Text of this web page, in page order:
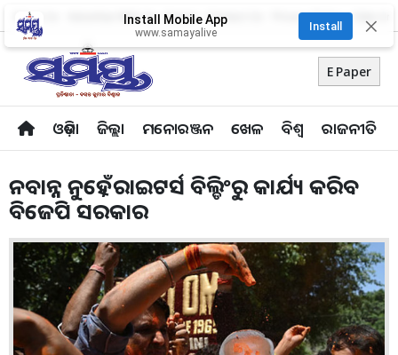
About Us Advertise With Us Career Contact Us Privacy Policy
E Paper
ଓଡ଼ିଶା ଜିଲ୍ଲା ମନୋରଞ୍ଜନ ଖେଳ ବିଶ୍ବ ରାଜନୀତି
Install Mobile App
www.samayalive
Install ✕
ନବାନ୍ନ ନୁହେଁ , ରାଇଟର୍ସ ବିଲ୍ଡିଂରୁ କାର୍ଯ୍ୟ କରିବ
ବିଜେପି ସରକାର